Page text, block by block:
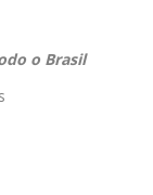
o Brasil